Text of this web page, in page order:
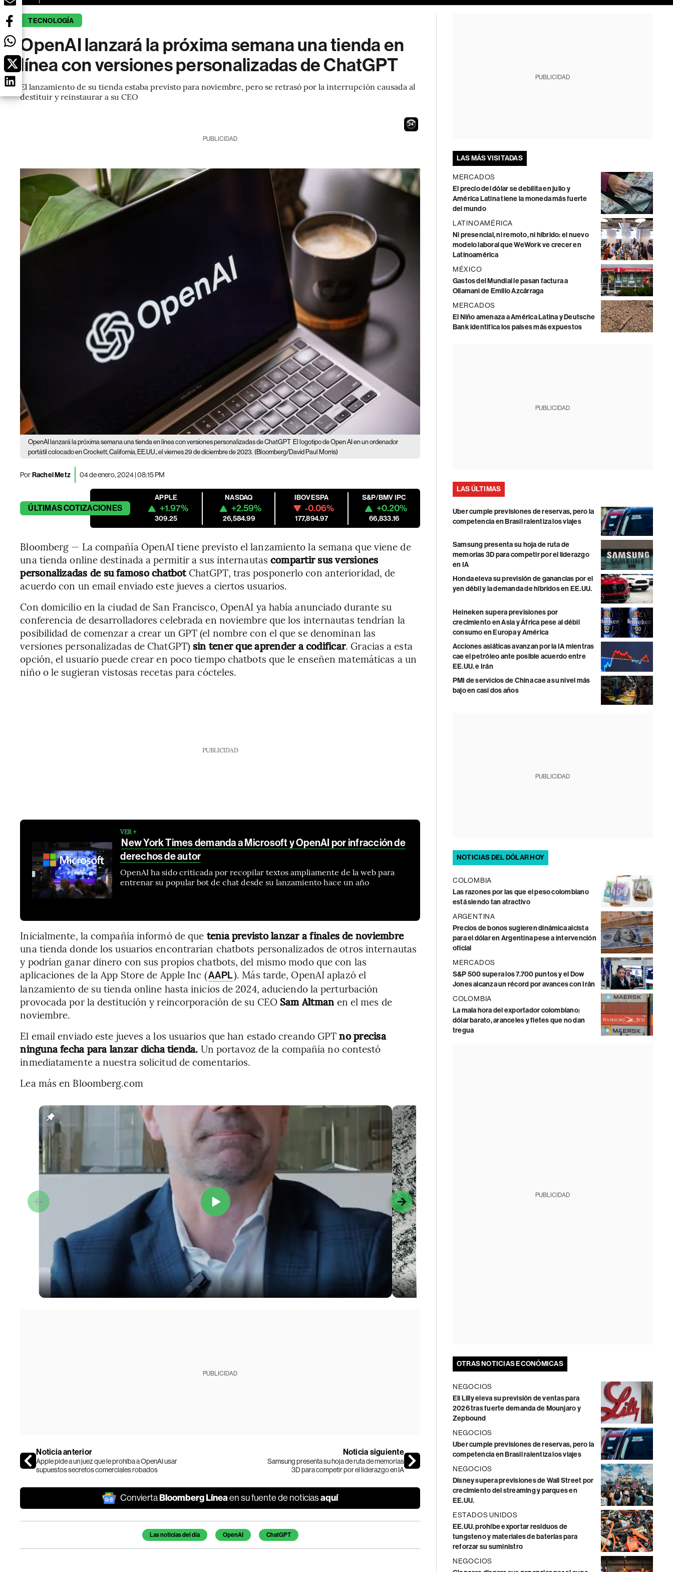
TECNOLOGÍA
OpenAI lanzará la próxima semana una tienda en
línea con versiones personalizadas de ChatGPT
El lanzamiento de su tienda estaba previsto para noviembre, pero se retrasó por la interrupción causada al
destituir y reinstaurar a su CEO
23
PUBLICIDAD
OpenAI lanzará la próxima semana una tienda en línea con versiones personalizadas de ChatGPT El logotipo de Open AI en un ordenador
portátil colocado en Crockett, California, EE.UU., el viernes 29 de diciembre de 2023. (Bloomberg/David Paul Morris)
PorRachel Metz 04 de enero, 2024 | 08:15 PM
ÚLTIMASCOTIZACIONES
APPLE
+1.97%
309.25
NASDAQ
+2.59%
26,584.99
IBOVESPA
-0.06%
177,894.97
S&P/BMV IPC
+0.20%
66,833.16
Bloomberg — La compañía OpenAI tiene previsto el lanzamiento la semana que viene de
una tienda online destinada a permitir a sus internautascompartir sus versiones
personalizadas de su famoso chatbotChatGPT, tras posponerlo con anterioridad, de
acuerdo con un email enviado este jueves a ciertos usuarios.
Con domicilio en la ciudad de San Francisco, OpenAI ya había anunciado durante su
conferencia de desarrolladores celebrada en noviembre que los internautas tendrían la
posibilidad de comenzar a crear un GPT (el nombre con el que se denominan las
versiones personalizadas de ChatGPT) sin tener que aprender a codificar. Gracias a esta
opción, el usuario puede crear en poco tiempo chatbots que le enseñen matemáticas a un
niño o le sugieran vistosas recetas para cócteles.
PUBLICIDAD
VER +
New York Times demanda a Microsoft y OpenAI por infracción de
derechos de autor
OpenAI ha sido criticada por recopilar textos ampliamente de la web para
entrenar su popular bot de chat desde su lanzamiento hace un año
Inicialmente, la compañía informó de que tenía previsto lanzar a finales de noviembre
una tienda donde los usuarios encontrarían chatbots personalizados de otros internautas
y podrían ganar dinero con sus propios chatbots, del mismo modo que con las
aplicaciones de la App Store de Apple Inc (AAPL). Más tarde, OpenAI aplazó el
lanzamiento de su tienda online hasta inicios de 2024, aduciendo la perturbación
provocada por la destitución y reincorporación de su CEO Sam Altman en el mes de
noviembre.
El email enviado este jueves a los usuarios que han estado creando GPTno precisa
ninguna fecha para lanzar dicha tienda. Un portavoz de la compañía no contestó
inmediatamente a nuestra solicitud de comentarios.
Lea más en Bloomberg.com
PUBLICIDAD
Noticia anterior
Apple pide a un juez que le prohíba a OpenAI usar
supuestos secretos comerciales robados
Noticia siguiente
Samsung presenta su hoja de ruta de memorias
3D para competir por el liderazgo en IA
ConviertaBloomberg Líneaen su fuente de noticiasaquí
Las noticias del día OpenAI ChatGPT
PUBLICIDAD
LAS MÁS VISITADAS
MERCADOS
El precio del dólar se debilita en julio y
América Latina tiene la moneda más fuerte
del mundo
LATINOAMÉRICA
Ni presencial, ni remoto, ni híbrido: el nuevo
modelo laboral que WeWork ve crecer en
Latinoamérica
MÉXICO
Gastos del Mundial le pasan factura a
Ollamani de Emilio Azcárraga
MERCADOS
El Niño amenaza a América Latina y Deutsche
Bank identifica los países más expuestos
PUBLICIDAD
LAS ÚLTIMAS
Uber cumple previsiones de reservas, pero la
competencia en Brasil ralentiza los viajes
Samsung presenta su hoja de ruta de
memorias 3D para competir por el liderazgo
en IA
Honda eleva su previsión de ganancias por el
yen débil y la demanda de híbridos en EE.UU.
Heineken supera previsiones por
crecimiento en Asia y África pese al débil
consumo en Europa y América
Acciones asiáticas avanzan por la IA mientras
cae el petróleo ante posible acuerdo entre
EE.UU. e Irán
PMI de servicios de China cae a su nivel más
bajo en casi dos años
PUBLICIDAD
NOTICIAS DEL DÓLAR HOY
COLOMBIA
Las razones por las que el peso colombiano
está siendo tan atractivo
ARGENTINA
Precios de bonos sugieren dinámica alcista
para el dólar en Argentina pese a intervención
oficial
MERCADOS
S&P 500 supera los 7.700 puntos y el Dow
Jones alcanza un récord por avances con Irán
COLOMBIA
La mala hora del exportador colombiano:
dólar barato, aranceles y fletes que no dan
tregua
PUBLICIDAD
OTRAS NOTICIAS ECONÓMICAS
NEGOCIOS
Eli Lilly eleva su previsión de ventas para
2026 tras fuerte demanda de Mounjaro y
Zepbound
NEGOCIOS
Uber cumple previsiones de reservas, pero la
competencia en Brasil ralentiza los viajes
NEGOCIOS
Disney supera previsiones de Wall Street por
crecimiento del streaming y parques en
EE.UU.
ESTADOS UNIDOS
EE.UU. prohíbe exportar residuos de
tungsteno y materiales de baterías para
reforzar su suministro
NEGOCIOS